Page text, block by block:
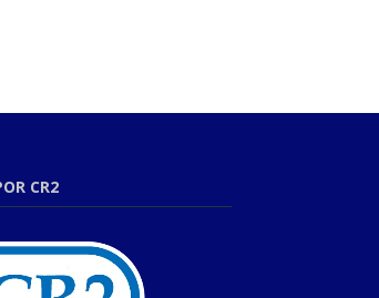
CR2